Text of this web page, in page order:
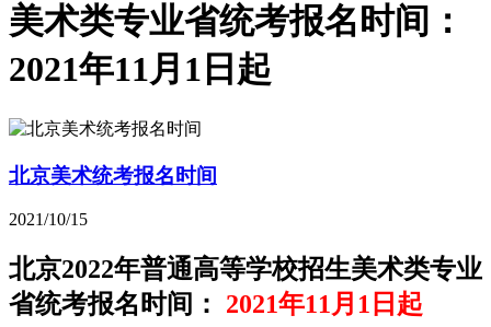
美术类专业省统考报名时间：
2021年11月1日起
北京美术统考报名时间
2021/10/15
北京2022年普通高等学校招生美术类专业
省统考报名时间： 2021年11月1日起